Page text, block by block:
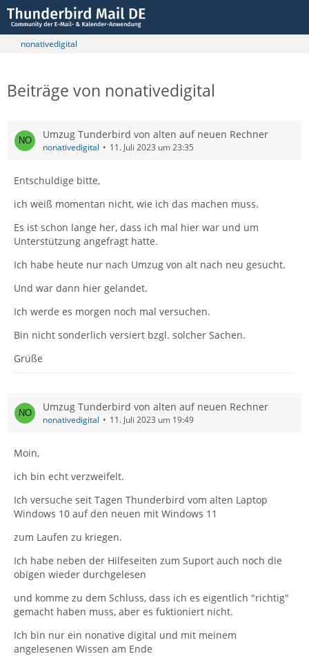
nonativedigital
Beiträge von nonativedigital
Umzug Tunderbird von alten auf neuen Rechner
nonativedigital 11. Juli 2023 um 23:35
Entschuldige bitte,
ich weiß momentan nicht, wie ich das machen muss.
Es ist schon lange her, dass ich mal hier war und um
Unterstützung angefragt hatte.
Ich habe heute nur nach Umzug von alt nach neu gesucht.
Und war dann hier gelandet.
Ich werde es morgen noch mal versuchen.
Bin nicht sonderlich versiert bzgl. solcher Sachen.
Grüße
Umzug Tunderbird von alten auf neuen Rechner
nonativedigital 11. Juli 2023 um 19:49
Moin,
ich bin echt verzweifelt.
Ich versuche seit Tagen Thunderbird vom alten Laptop
Windows 10 auf den neuen mit Windows 11
zum Laufen zu kriegen.
Ich habe neben der Hilfeseiten zum Suport auch noch die
obigen wieder durchgelesen
und komme zu dem Schluss, dass ich es eigentlich "richtig"
gemacht haben muss, aber es fuktioniert nicht.
Ich bin nur ein nonative digital und mit meinem
angelesenen Wissen am Ende